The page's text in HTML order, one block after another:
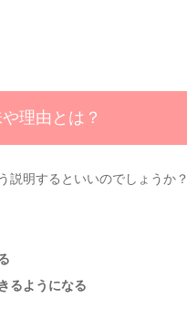
理由とは？
説明するといいのでしょうか？
るようになる